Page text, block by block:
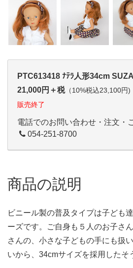
PTC613418 ﾅﾃﾗ人形34cm
21,000円＋税（10%税込23,100円)
販売終了
電話でのお問い合わせ・注文・
054-251-8700
商品の説明
ビニール製の普及タイプは子ども
ーズです。ご自身も５人のお子さ
さんの、小さな子どもの手にも扱
いから、34cmサイズを採用したそ